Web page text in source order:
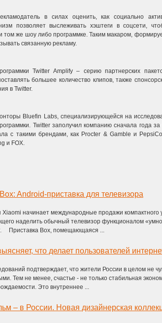
в силах оценить, как социально
позволяет выслеживать хэштеги в соцсети,
том же шоу либо программке. Таким макаром,
связанную рекламу.
Twitter Amplify – серию партнерских
большее количество клипов, также
в Twitter.
Bluefin Labs, специализирующейся на
Twitter заполучил компанию сначала года
с такими брендами, как Procter & Gamble и
и FOX.
Android-приставка для телевизора
Xiaomi начинает международные продажи компактного
наделить обычный телевизор функционалом
Приставка Box, помещающаяся ...
что делает пользователей
подтверждает, что жители России в целом не
Тем не менее, счастье - не только стабильная
Это внутреннее ...
– в России. Новая дизайнерская